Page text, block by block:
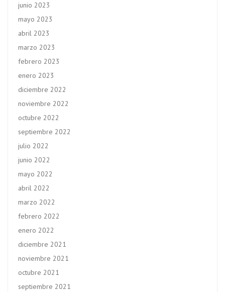
junio 2023
mayo 2023
abril 2023
marzo 2023
febrero 2023
enero 2023
diciembre 2022
noviembre 2022
octubre 2022
septiembre 2022
julio 2022
junio 2022
mayo 2022
abril 2022
marzo 2022
febrero 2022
enero 2022
diciembre 2021
noviembre 2021
octubre 2021
septiembre 2021